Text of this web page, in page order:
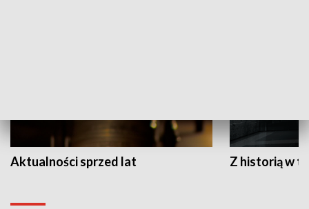
Aktualności sprzed lat Z historią w